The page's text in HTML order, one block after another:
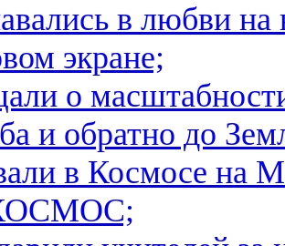
в любви на
экране;
о
и обратно до
в Космосе на